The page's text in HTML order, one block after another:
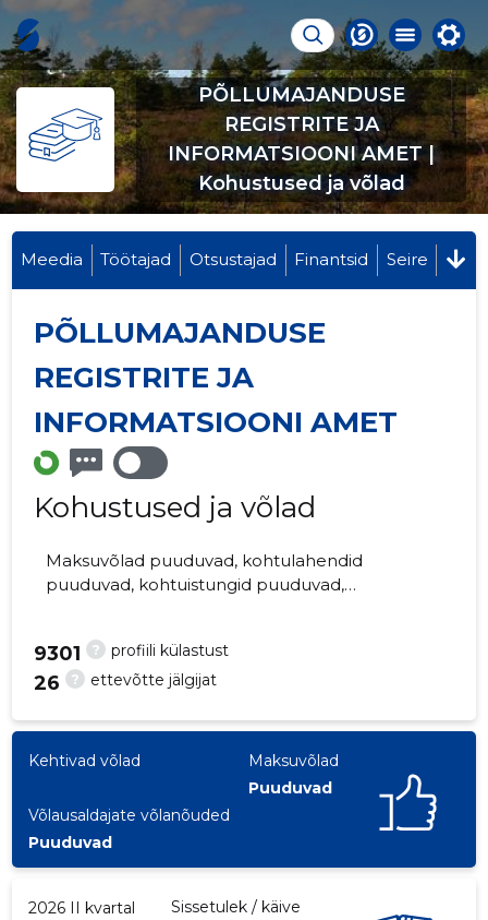
PÕLLUMAJANDUSE
REGISTRITE JA
INFORMATSIOONI AMET |
Kohustused ja võlad
Meedia Töötajad Otsustajad Finantsid Seire
PÕLLUMAJANDUSE
REGISTRITE JA
INFORMATSIOONI AMET
Kohustused ja võlad
Maksuvõlad puuduvad, kohtulahendid
puuduvad, kohtuistungid puuduvad,
+372 7371214
? profiili külastust
9301
? ettevõtte jälgijat
26
Kehtivad võlad
Maksuvõlad
Puuduvad
Võlausaldajate võlanõuded
Puuduvad
2026 II kvartal Sissetulek / käive